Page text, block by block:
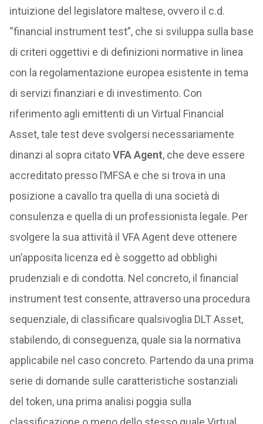
intuizione del legislatore maltese, ovvero il c.d.
“financial instrument test”, che si sviluppa sulla base
di criteri oggettivi e di definizioni normative in linea
con la regolamentazione europea esistente in tema
di servizi finanziari e di investimento. Con
riferimento agli emittenti di un Virtual Financial
Asset, tale test deve svolgersi necessariamente
dinanzi al sopra citatoVFA Agent, che deve essere
accreditato presso l’MFSA e che si trova in una
posizione a cavallo tra quella di una società di
consulenza e quella di un professionista legale. Per
svolgere la sua attività il VFA Agent deve ottenere
un’apposita licenza ed è soggetto ad obblighi
prudenziali e di condotta. Nel concreto, il financial
instrument test consente, attraverso una procedura
sequenziale, di classificare qualsivoglia DLT Asset,
stabilendo, di conseguenza, quale sia la normativa
applicabile nel caso concreto. Partendo da una prima
serie di domande sulle caratteristiche sostanziali
del token, una prima analisi poggia sulla